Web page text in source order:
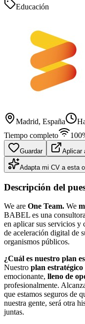
Educación
Madrid, España
Tiempo completo
Guardar Aplicar
Adapta mi CV a esta
Descripción del
We are One Team. We
BABEL es una
en aplicar sus servicios y
de aceleración digital de
organismos públicos.
¿Cuál es nuestro plan
Nuestro plan
emocionante, lleno de
profesionalmente.
que estamos seguros de
nuestra gente, será otra
juntas.